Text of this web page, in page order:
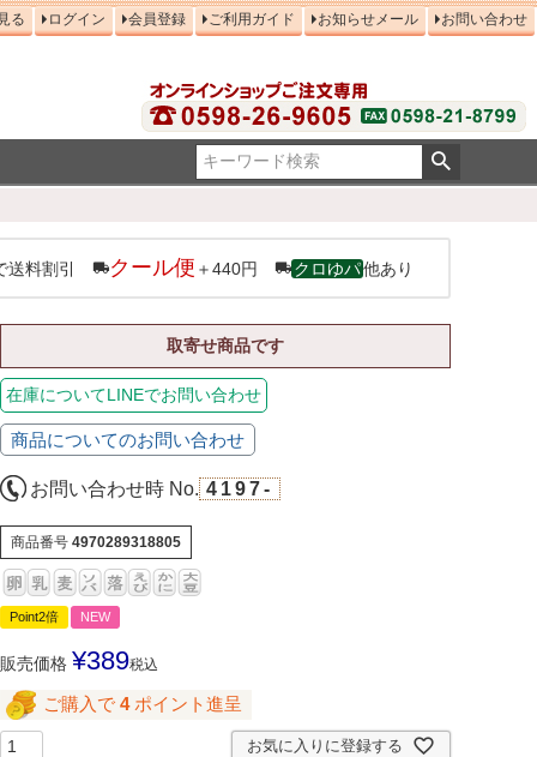
る ログイン 会員登録 ご利用ガイド お知らせメール お問い合わせ
送料割引 クール便 ＋440円 クロゆパ他あり
取寄せ商品です
在庫についてLINEでお問い合わせ
商品についてのお問い合わせ
お問い合わせ時 No. 4197-
商品番号 4970289318805
Point2倍 NEW
販売価格 ¥389税込
ご購入で 4 ポイント進呈
お気に入りに登録する